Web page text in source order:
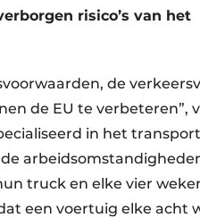
risico’s van het
de
de EU te verbeteren”,
in het
truck en elke vier
een voertuig elke acht